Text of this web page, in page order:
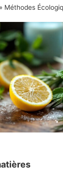
» Méthodes